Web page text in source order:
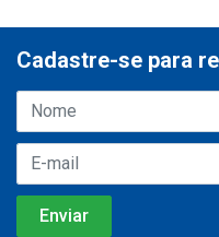
Cadastre-se para